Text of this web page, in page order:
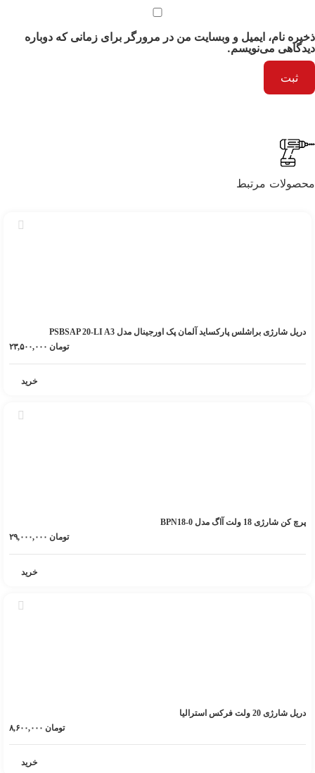
ذخیره نام، ایمیل و وبسایت من در مرورگر برای زمانی که دوباره
دیدگاهی می‌نویسم.
محصولات مرتبط
دریل شارژی براشلس پارکساید آلمان پک اورجینال مدل PSBSAP 20-LI A3
تومان
خرید
پرچ کن شارژی 18 ولت آاگ مدل BPN18-0
تومان
خرید
دریل شارژی 20 ولت فرکس استرالیا
تومان
خرید